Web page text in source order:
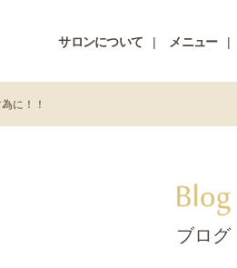
サロンについて メニュー
に！！
ブログ